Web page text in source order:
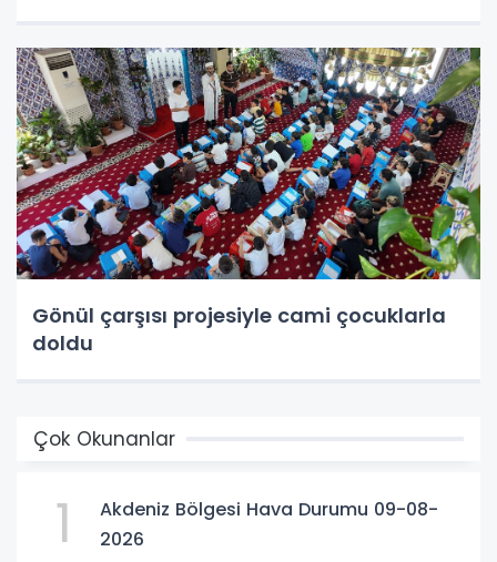
Gönül çarşısı projesiyle cami çocuklarla
doldu
Çok Okunanlar
1
Akdeniz Bölgesi Hava Durumu 09-08-
2026